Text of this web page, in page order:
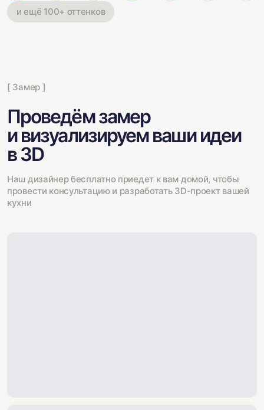
и ещё 100+ оттенков
[ Замер ]
Проведём замер
и визуализируем ваши идеи
в 3D
Наш дизайнер бесплатно приедет к вам домой, чтобы
провести консультацию и разработать 3D-проект вашей
кухни